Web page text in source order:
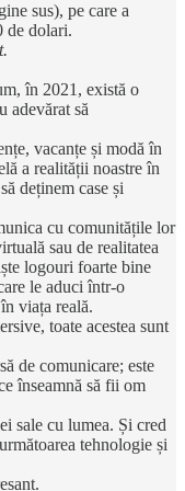
sus), pe care a
de dolari.
în 2021, există o
adevărat să
vacanțe și modă în
a realității noastre în
deținem case și
cu comunitățile lor
sau de realitatea
logouri foarte bine
le aduci într-o
viața reală.
toate acestea sunt
de comunicare; este
înseamnă să fii om
sale cu lumea. Și cred
tehnologie și